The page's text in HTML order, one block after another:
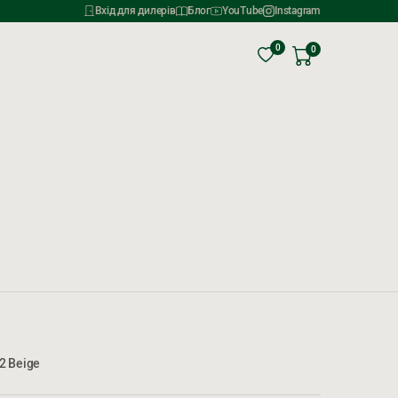
Вхід для дилерів Блог YouTube Instagram
0 0
Beige